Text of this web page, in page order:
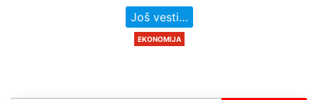
Još vesti…
EKONOMIJA